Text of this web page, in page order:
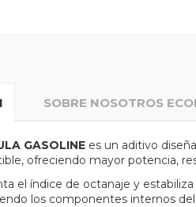
SOBRE NOSOTROS
GASOLINE es un aditivo
ofreciendo mayor potencia,
el índice de octanaje y
los componentes internos